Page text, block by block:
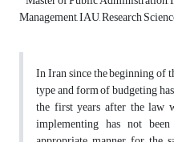
Management, IAU, Research
In Iran since the beginning of
type and form of budgeting
the first years after the law
implementing has not